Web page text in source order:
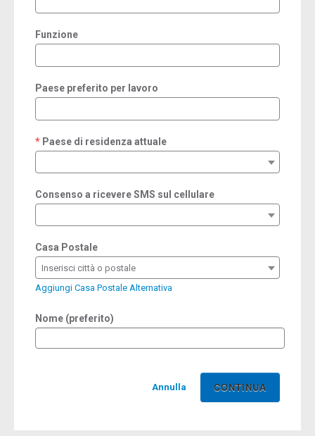
Funzione
Paese preferito per lavoro
Paese di residenza attuale
required
Consenso a ricevere SMS sul cellulare
Casa Postale
Inserisci città o postale
Aggiungi Casa Postale Alternativa
Nome (preferito)
Annulla